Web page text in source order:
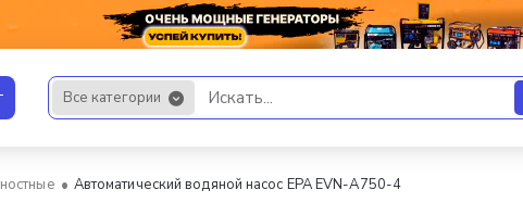
Все категории
Искать...
Автоматический водяной насос EPA EVN-A750-4